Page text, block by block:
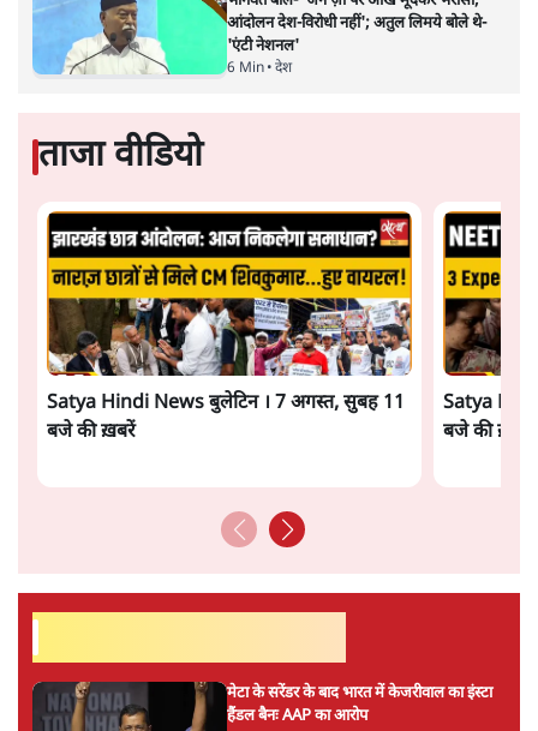
आंदोलन देश-विरोधी नहीं'; अतुल लिमये बोले थे-
'एंटी नेशनल'
6 Min• देश
ताजा वीडियो
Satya Hindi News बुलेटिन । 7 अगस्त, सुबह 11
बजे की ख़बरें
Satya
बजे की ख़बरें
मेटा के सरेंडर के बाद भारत में केजरीवाल का इंस्टा
हैंडल बैनः AAP का आरोप